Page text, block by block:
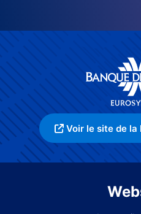
Voir le site de la